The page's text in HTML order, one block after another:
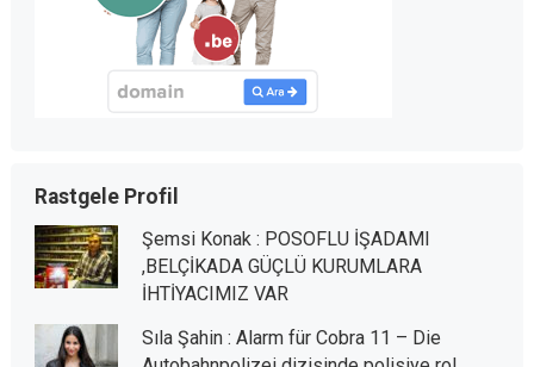
Rastgele Profil
Şemsi Konak : POSOFLU İŞADAMI
,BELÇİKADA GÜÇLÜ KURUMLARA
İHTİYACIMIZ VAR
Sıla Şahin : Alarm für Cobra 11 – Die